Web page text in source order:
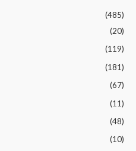
(485)
(20)
(119)
(181)
(67)
(11)
(48)
(10)